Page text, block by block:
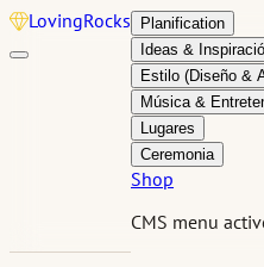
LovingRocks
Planification
Ideas &
Estilo (Diseño &
Música &
Lugares
Ceremonia
Shop
CMS menu